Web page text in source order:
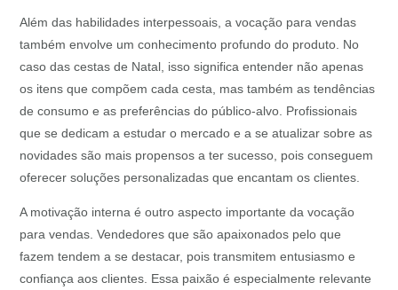
Além das habilidades interpessoais, a vocação para vendas
também envolve um conhecimento profundo do produto. No
caso das cestas de Natal, isso significa entender não apenas
os itens que compõem cada cesta, mas também as tendências
de consumo e as preferências do público-alvo. Profissionais
que se dedicam a estudar o mercado e a se atualizar sobre as
novidades são mais propensos a ter sucesso, pois conseguem
oferecer soluções personalizadas que encantam os clientes.
A motivação interna é outro aspecto importante da vocação
para vendas. Vendedores que são apaixonados pelo que
fazem tendem a se destacar, pois transmitem entusiasmo e
confiança aos clientes. Essa paixão é especialmente relevante